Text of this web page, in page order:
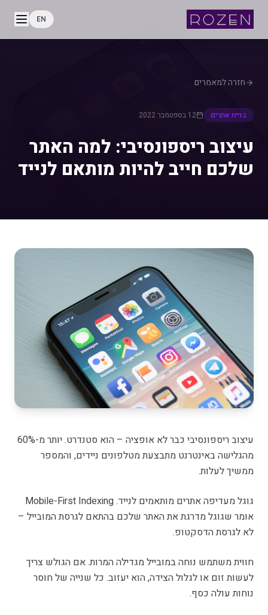
EN
חזרה למאמרים
בניית אתרים 12 בספטמבר 2022
עיצוב ריספונסיבי: למה האתר
שלכם חייב להיות מותאם לנייד
עיצוב ריספונסיבי כבר לא אופציה – הוא סטנדרט. יותר מ-60%
מהגלישה באינטרנט מתבצעת מטלפונים ניידים, והמספר
ממשיך לעלות.
גוגל מעדיפה אתרים מותאמים לנייד. Mobile-First Indexing
אומר שגוגל מדרגת את האתר שלכם בהתאם לגרסת המובייל –
לא לגרסת הדסקטופ.
חווית משתמש נוחה במובייל מגדילה המרות. אם הגולש צריך
לעשות זום או לגלול הצידה, הוא יעזוב. כל שנייה של חוסר
נוחות עולה כסף.